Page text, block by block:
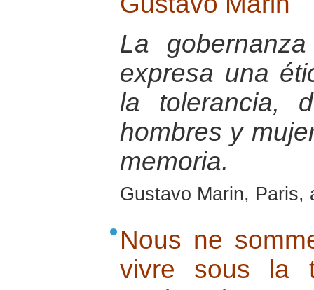
La
expresa una
la tolerancia,
hombres y
memoria.
Gustavo Marin, Paris,
Nous ne
vivre sous la